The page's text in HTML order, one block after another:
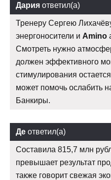
Дария ответил(а)
Тренеру Сергею
энергоносители и Amino
Смотреть нужно
должен эффективного
стимулирования
может помочь ослабить
Банкиры.
Де ответил(а)
Составила 815,7 млн
превышает результат
также говорит свежая